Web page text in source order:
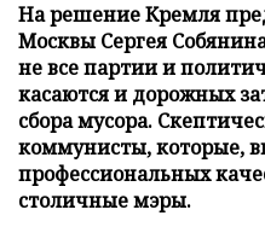
На решение Кремля
Москвы Сергея
не все партии и
касаются и дорожных
сбора мусора.
коммунисты, которые,
профессиональных
столичные мэры.